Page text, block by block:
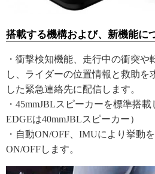
搭載する機構および、新機能に
・衝撃検知機能、走行中の衝突や
し、ライダーの位置情報と救助を
した緊急連絡先に配信します。
・45mmJBLスピーカーを標準搭
EDGEは40mmJBLスピーカー）
・自動ON/OFF、IMUにより挙動
ON/OFFします。